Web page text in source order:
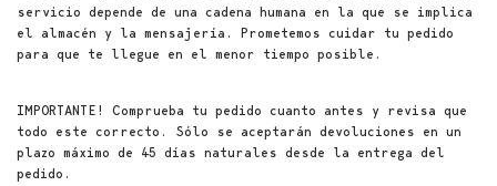
servicio depende de una cadena humana en la que se implica
el almacén y la mensajería. Prometemos cuidar tu pedido
para que te llegue en el menor tiempo posible.
IMPORTANTE! Comprueba tu pedido cuanto antes y revisa que
todo este correcto. Sólo se aceptarán devoluciones en un
plazo máximo de 45 días naturales desde la entrega del
pedido.